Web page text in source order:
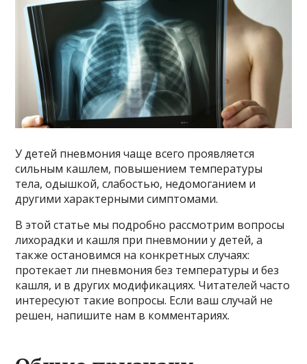
У детей пневмония чаще всего проявляется
сильным кашлем, повышением температуры
тела, одышкой, слабостью, недомоганием и
другими характерными симптомами.
В этой статье мы подробно рассмотрим вопросы
лихорадки и кашля при пневмонии у детей, а
также остановимся на конкретных случаях:
протекает ли пневмония без температуры и без
кашля, и в других модификациях. Читателей часто
интересуют такие вопросы. Если ваш случай не
решен, напишите нам в комментариях.